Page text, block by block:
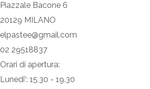
Orari di apertura:
Lunedi': 15,30 - 19.30
Piazzale Bacone 6
20129 MILANO
elpastee@gmail.com
02 29518837